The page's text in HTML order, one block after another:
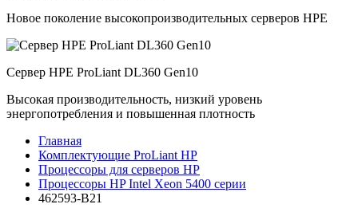
Новое поколение высокопроизводительных серверов HPE
Сервер HPE ProLiant DL360 Gen10
Высокая производительность, низкий уровень
энергопотребления и повышенная плотность
Главная
Комплектующие ProLiant HP
Процессоры для серверов HP
Процессоры HP Intel Xeon 5400 серии
462593-B21